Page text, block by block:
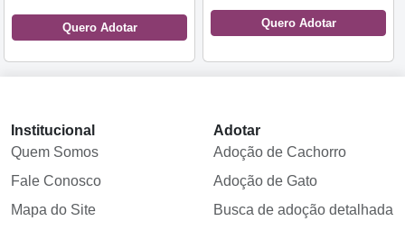
Quero Adotar Quero Adotar
Institucional
Quem Somos
Fale Conosco
Mapa do Site
Adotar
Adoção de Cachorro
Adoção de Gato
Busca de adoção detalhada